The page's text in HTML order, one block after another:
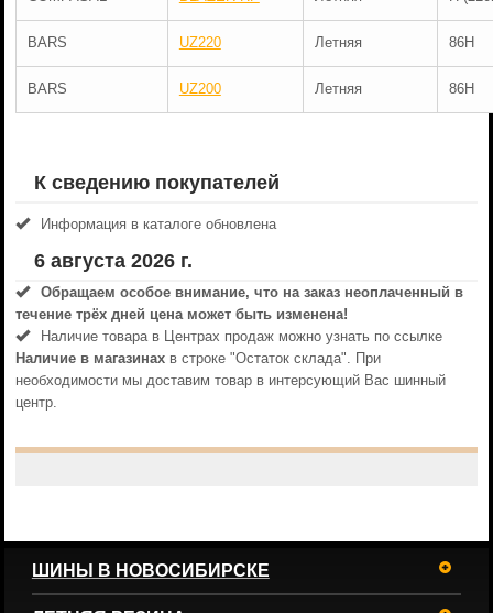
BARS UZ220 Летняя 86H
BARS UZ200 Летняя 86H
К сведению покупателей
Информация в каталоге обновлена
6 августа 2026 г.
Обращаем особое внимание, что на заказ неоплаченный в
течениe трёх дней цена может быть изменена!
Наличие товара в Центрах продаж можно узнать по ссылке
Наличие в магазинахв строке "Остаток склада". При
необходимости мы доставим товар в интерсующий Вас шинный
центр.
ШИНЫ В НОВОСИБИРСКЕ